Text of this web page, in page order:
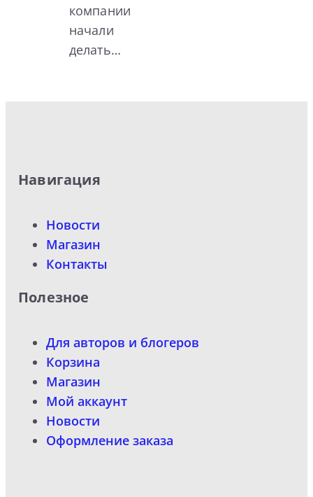
компании
начали
делать…
Навигация
Новости
Магазин
Контакты
Полезное
Для авторов и блогеров
Корзина
Магазин
Мой аккаунт
Новости
Оформление заказа